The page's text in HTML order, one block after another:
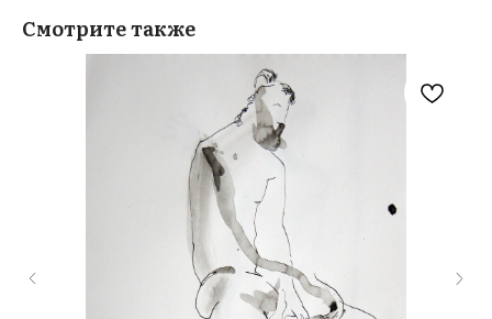
Смотрите также